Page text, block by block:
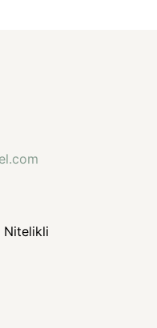
Nitelikli